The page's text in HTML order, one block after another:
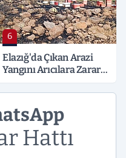
6
Elazığ'da Çıkan Arazi
Yangını Arıcılara Zarar
Hattı